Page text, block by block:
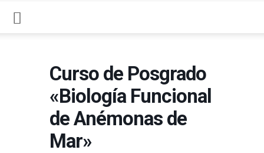
Curso de Posgrado
«Biología Funcional
de Anémonas de
Mar»